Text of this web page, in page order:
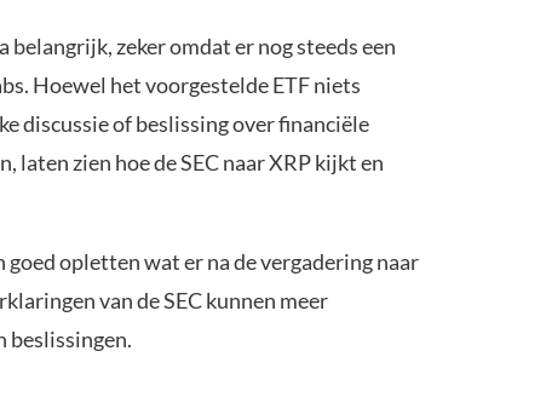
belangrijk, zeker omdat er nog steeds een
Hoewel het voorgestelde ETF niets
discussie of beslissing over financiële
laten zien hoe de SEC naar XRP kijkt en
opletten wat er na de vergadering naar
van de SEC kunnen meer
beslissingen.